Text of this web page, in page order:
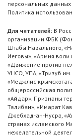
персональных данных
Политика
Для читателей: В
организации ФБК
Штабы Навального,
Иеговы», «Армия
«Движение против
УНСО, УПА, «Тризуб
«Меджлис
общероссийская
«Айдар». Признаны
Талибан», «Имарат
Джебхад-ан-Нусра,
странах исламского
нежелательной